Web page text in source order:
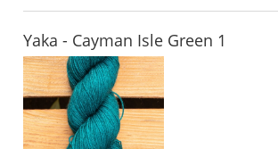
Yaka - Cayman Isle Green 1